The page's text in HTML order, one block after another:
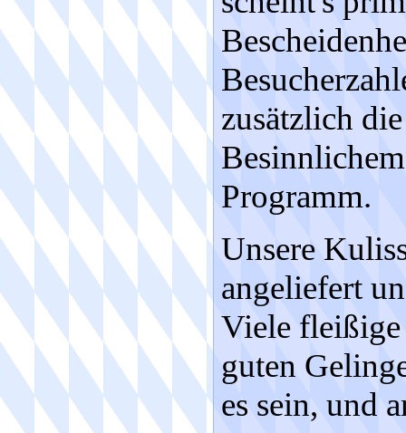
zusätzlich
Programm.
Unsere
angeliefert
Viele fleißige
guten
es sein, und